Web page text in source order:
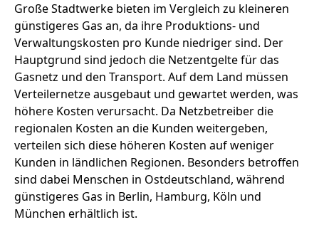
Große Stadtwerke bieten im Vergleich zu kleineren
günstigeres Gas an, da ihre Produktions- und
Verwaltungskosten pro Kunde niedriger sind. Der
Hauptgrund sind jedoch die Netzentgelte für das
Gasnetz und den Transport. Auf dem Land müssen
Verteilernetze ausgebaut und gewartet werden, was
höhere Kosten verursacht. Da Netzbetreiber die
regionalen Kosten an die Kunden weitergeben,
verteilen sich diese höheren Kosten auf weniger
Kunden in ländlichen Regionen. Besonders betroffen
sind dabei Menschen in Ostdeutschland, während
günstigeres Gas in Berlin, Hamburg, Köln und
München erhältlich ist.